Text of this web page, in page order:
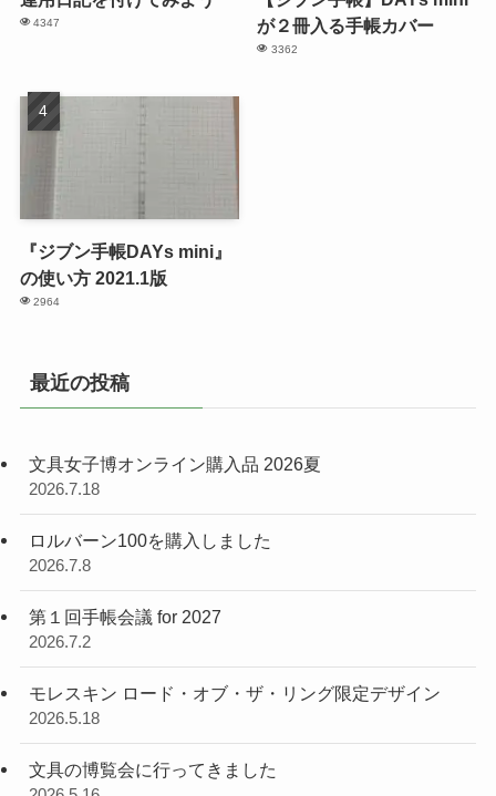
4347
が２冊入る手帳カバー
3362
『ジブン手帳DAYs mini』
の使い方 2021.1版
2964
最近の投稿
文具女子博オンライン購入品 2026夏
2026.7.18
ロルバーン100を購入しました
2026.7.8
第１回手帳会議 for 2027
2026.7.2
モレスキン ロード・オブ・ザ・リング限定デザイン
2026.5.18
文具の博覧会に行ってきました